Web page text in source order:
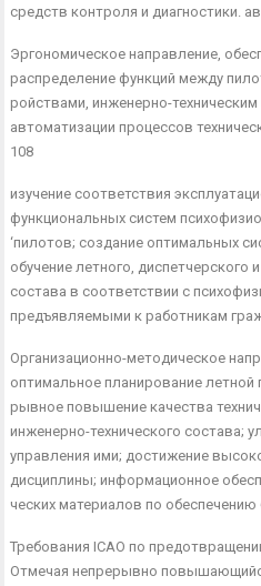
средств контроля и диагностики.
Эргономическое направление,
распределение функций между
ройствами, инженерно-
автоматизации процессов
108
изучение соответствия
функциональных систем
‘пилотов; создание оптимальных
обучение летного, диспетчерского
состава в соответствии с
предъявляемыми к работникам
Организационно-методическое
оптимальное планирование
рывное повышение качества
инженерно-технического состава;
управления ими; достижение
дисциплины; информационное
ческих материалов по
Требования ICAO по
Отмечая непрерывно